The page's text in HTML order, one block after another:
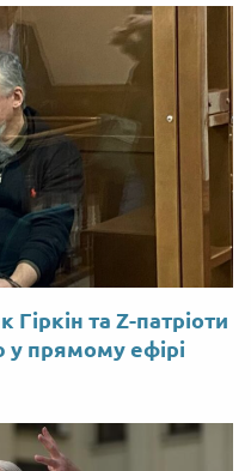
та Z-патріоти
у прямому ефірі